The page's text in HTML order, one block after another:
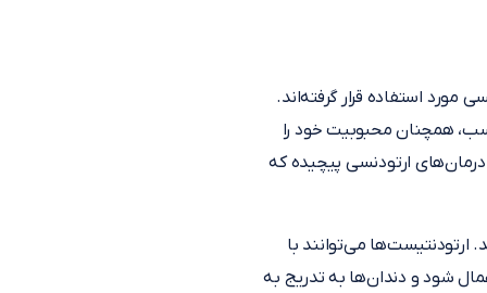
مورد استفاده قرار گرفته‌اند.
همچنان محبوبیت خود را
درمان‌های ارتودنسی پیچیده که
می‌توانند با
شود و دندان‌ها به تدریج به